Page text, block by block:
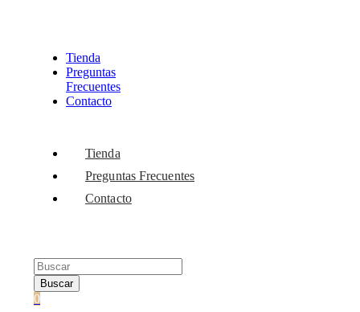
Tienda
Preguntas
Frecuentes
Contacto
Tienda
Preguntas Frecuentes
Contacto
Buscar
0